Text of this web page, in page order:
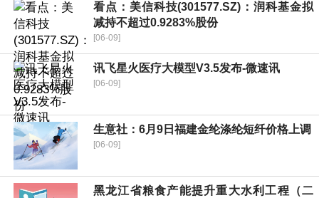
看点：美信科技(301577.SZ)：润科基金拟
减持不超过0.9283%股份
[06-09]
讯飞星火医疗大模型V3.5发布-微速讯
[06-09]
生意社：6月9日福建金纶涤纶短纤价格上调
[06-09]
黑龙江省粮食产能提升重大水利工程（二